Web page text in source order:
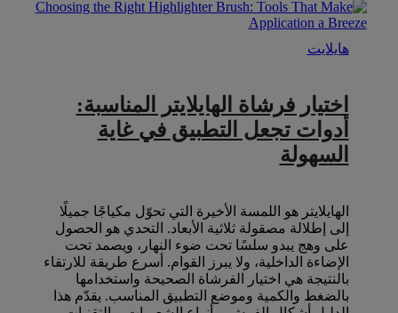
هايلايت
اختيار فرشاة الهايلايتر المناسبة:
أدوات تجعل التطبيق في غاية
السهولة
الهايلايتر هو اللمسة الأخيرة التي تحوّل مكياجًا جميلًا
إلى إطلالة مصقولة ثلاثية الأبعاد. التحدي هو الحصول
على وهج يبدو سلسًا تحت ضوء النهار، ويصمد تحت
الإضاءة الداخلية، ولا يبرز القوام. أسرع طريقة للارتقاء
بالنتيجة هي اختيار الفرشاة الصحيحة واستخدامها
بالضغط والكمية وموضع التطبيق المناسب. يقدّم هذا